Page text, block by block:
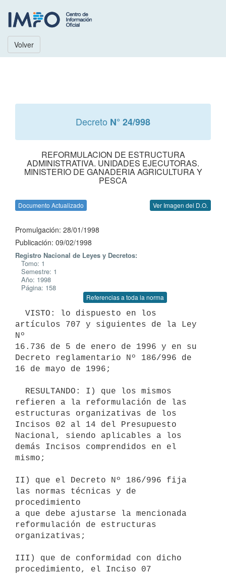
Volver
Decreto N° 24/998
REFORMULACION DE ESTRUCTURA
ADMINISTRATIVA. UNIDADES EJECUTORAS.
MINISTERIO DE GANADERIA AGRICULTURA Y
PESCA
Documento Actualizado Ver Imagen del D.O.
Promulgación: 28/01/1998
Publicación: 09/02/1998
Registro Nacional de Leyes y Decretos:
Tomo: 1
Semestre: 1
Año: 1998
Página: 158
Referencias a toda la norma
artículos 707 y siguientes de la Ley
Nº
16.736 de 5 de enero de 1996 y en su
Decreto reglamentario Nº 186/996 de
16 de mayo de 1996;
refieren a la reformulación de las
estructuras organizativas de los
Incisos 02 al 14 del Presupuesto
Nacional, siendo aplicables a los
demás Incisos comprendidos en el
mismo;
II) que el Decreto Nº 186/996 fija
las normas técnicas y de
procedimiento
a que debe ajustarse la mencionada
reformulación de estructuras
organizativas;
III) que de conformidad con dicho
procedimiento, el Inciso 07